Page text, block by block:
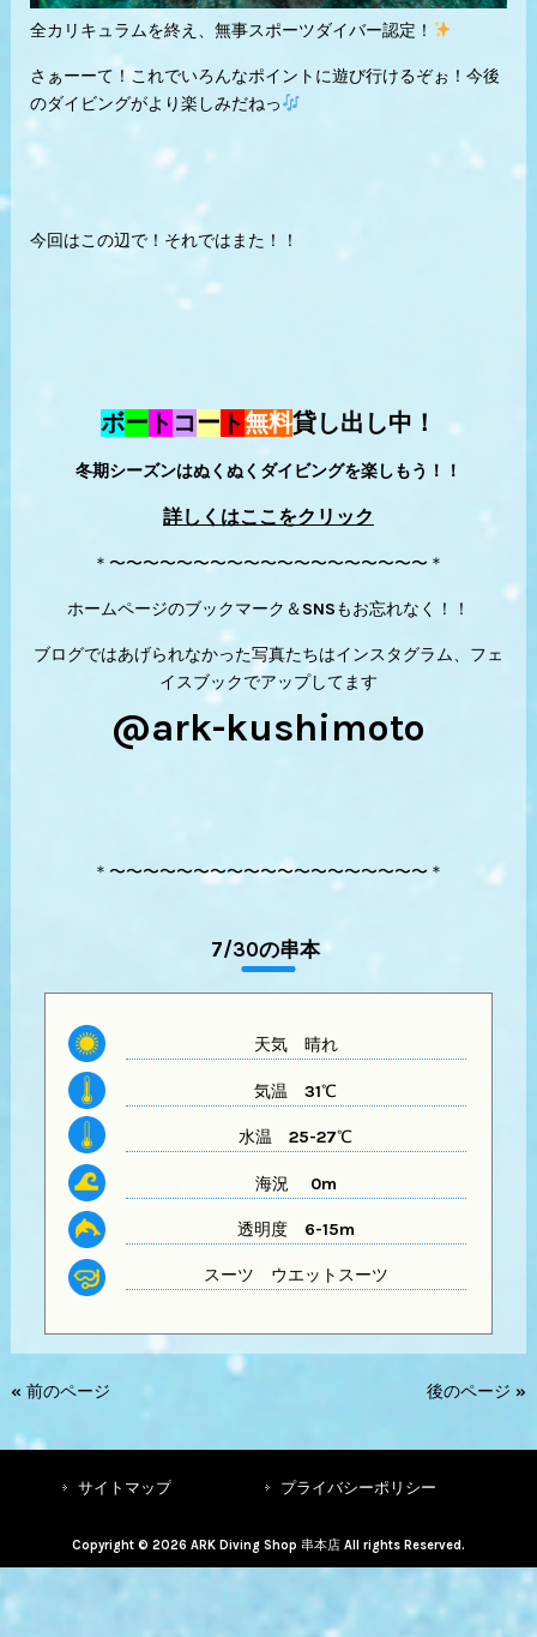
全カリキュラムを終え、無事スポーツダイバー認定！
さぁーーて！これでいろんなポイントに遊び行けるぞぉ！今後
のダイビングがより楽しみだねっ
今回はこの辺で！それではまた！！
ボー ト コー ト無料貸し出し中！
冬期シーズンはぬくぬくダイビングを楽しもう！！
詳しくはここをクリック
＊〜〜〜〜〜〜〜〜〜〜〜〜〜〜〜〜〜〜〜＊
ホームページのブックマーク＆SNSもお忘れなく！！
ブログではあげられなかった写真たちはインスタグラム、フェ
イスブックでアップしてます
@ark-kushimoto
＊〜〜〜〜〜〜〜〜〜〜〜〜〜〜〜〜〜〜〜＊
7/30の串本
天気晴れ
気温 31℃
水温 25-27℃
海況 0m
透明度6-15m
スーツ ウエットスーツ
« 前のページ 後のページ »
サイトマップ プライバシーポリシー
Copyright © 2026 ARK Diving Shop 串本店 All rights Reserved.